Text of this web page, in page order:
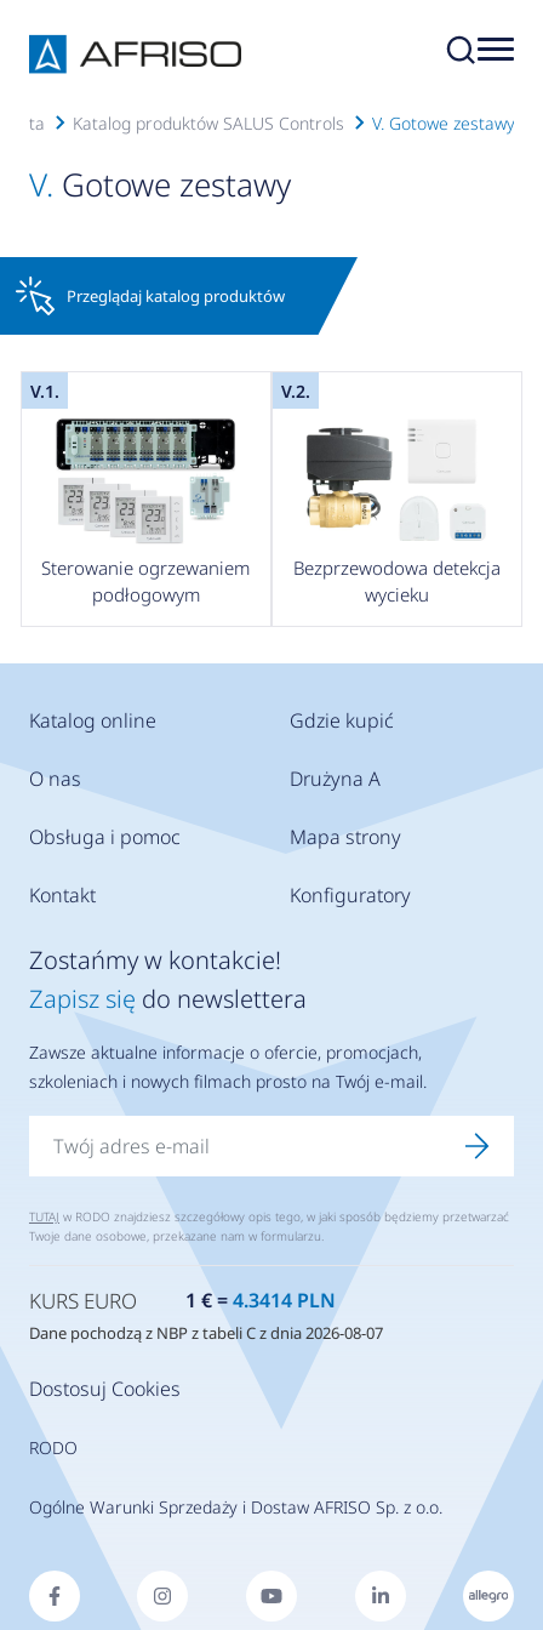
Katalog produktów SALUS Controls V. Gotowe zestawy
V. Gotowe zestawy
Przeglądaj katalog produktów
V.1.
Sterowanie ogrzewaniem
podłogowym
V.2.
Bezprzewodowa detekcja
wycieku
Katalog online
O nas
Obsługa i pomoc
Kontakt
Gdzie kupić
Drużyna A
Mapa strony
Konfiguratory
Dostosuj Cookies
RODO
Ogólne Warunki Sprzedaży i Dostaw AFRISO Sp. z o.o.
Zostańmy w kontakcie!
Zapisz się do newslettera
Zawsze aktualne informacje o ofercie, promocjach,
szkoleniach i nowych filmach prosto na Twój e-mail.
TUTAJ w RODO znajdziesz szczegółowy opis tego, w jaki sposób będziemy przetwarzać
Twoje dane osobowe, przekazane nam w formularzu.
KURS EURO 1 € =4.3414 PLN
Dane pochodzą z NBP z tabeli C z dnia 2026-08-07